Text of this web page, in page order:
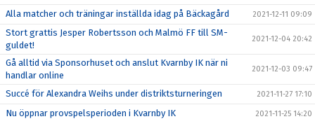
Alla matcher och träningar inställda idag på Bäckagård 2021-12-11 09:09
Stort grattis Jesper Robertsson och Malmö FF till SM-
guldet!
2021-12-04 20:42
Gå alltid via Sponsorhuset och anslut Kvarnby IK när ni
handlar online
2021-12-03 09:47
Succé för Alexandra Weihs under distriktsturneringen 2021-11-27 17:10
Nu öppnar provspelsperioden i Kvarnby IK 2021-11-25 14:20